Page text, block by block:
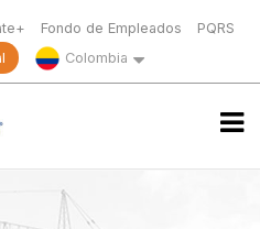
Fondo de Empleados
PQRS
Colombia